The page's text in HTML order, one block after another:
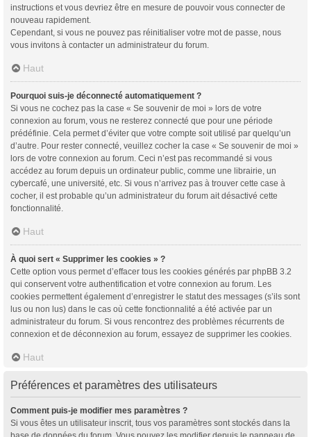
instructions et vous devriez être en mesure de pouvoir vous connecter de
nouveau rapidement.
Cependant, si vous ne pouvez pas réinitialiser votre mot de passe, nous
vous invitons à contacter un administrateur du forum.
Haut
Pourquoi suis-je déconnecté automatiquement ?
Si vous ne cochez pas la case « Se souvenir de moi » lors de votre
connexion au forum, vous ne resterez connecté que pour une période
prédéfinie. Cela permet d’éviter que votre compte soit utilisé par quelqu’un
d’autre. Pour rester connecté, veuillez cocher la case « Se souvenir de moi »
lors de votre connexion au forum. Ceci n’est pas recommandé si vous
accédez au forum depuis un ordinateur public, comme une librairie, un
cybercafé, une université, etc. Si vous n’arrivez pas à trouver cette case à
cocher, il est probable qu’un administrateur du forum ait désactivé cette
fonctionnalité.
Haut
À quoi sert « Supprimer les cookies » ?
Cette option vous permet d’effacer tous les cookies générés par phpBB 3.2
qui conservent votre authentification et votre connexion au forum. Les
cookies permettent également d’enregistrer le statut des messages (s’ils sont
lus ou non lus) dans le cas où cette fonctionnalité a été activée par un
administrateur du forum. Si vous rencontrez des problèmes récurrents de
connexion et de déconnexion au forum, essayez de supprimer les cookies.
Haut
Préférences et paramètres des utilisateurs
Comment puis-je modifier mes paramètres ?
Si vous êtes un utilisateur inscrit, tous vos paramètres sont stockés dans la